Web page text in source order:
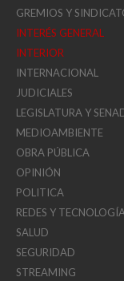
GREMIOS Y
INTERÉS GENERAL
INTERIOR
INTERNACIONAL
JUDICIALES
LEGISLATURA Y
MEDIOAMBIENTE
OBRA PÚBLICA
OPINIÓN
POLITICA
REDES Y TECNOLOGÍA
SALUD
SEGURIDAD
STREAMING